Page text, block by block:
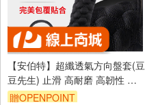
【安伯特】超纖透氣方向盤套(豆
豆先生) 止滑 高耐磨 高韌性 透
氣吸汗 (M)
贈OPENPOINT